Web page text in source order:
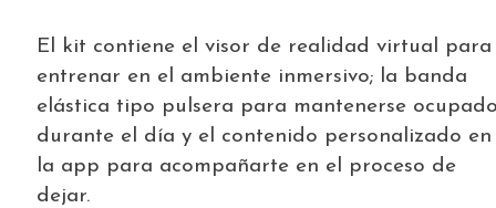
El kit contiene el visor de realidad virtual para
entrenar en el ambiente inmersivo; la banda
elástica tipo pulsera para mantenerse
durante el día y el contenido personalizado en
la app para acompañarte en el proceso de
dejar.